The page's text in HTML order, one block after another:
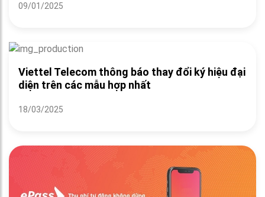
09/01/2025
Viettel Telecom thông báo thay đổi ký hiệu đại
diện trên các mẫu hợp nhất
18/03/2025